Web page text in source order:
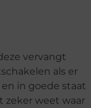
vervangt
als er
in goede staat
zeker weet waar